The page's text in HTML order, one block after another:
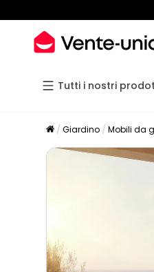
Tutti i nostri
Giardino Mobili da